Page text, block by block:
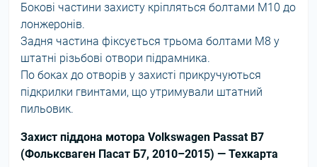
Бокові частини захисту кріпляться болтами М10 до
лонжеронів.
Задня частина фіксується трьома болтами М8 у
штатні різьбові отвори підрамника.
По боках до отворів у захисті прикручуються
підкрилки гвинтами, що утримували штатний
пильовик.
Захист піддона мотора Volkswagen Passat B7
(Фольксваген Пасат Б7, 2010–2015) — Техкарта